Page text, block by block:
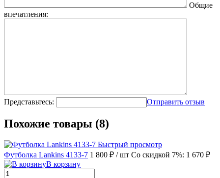
Общие
впечатления:
Представьтесь: Отправить отзыв
Похожие товары (8)
Быстрый просмотр
Футболка Lankins 4133-7 1 800 ₽ / шт Со скидкой 7%: 1 670 ₽
В корзину